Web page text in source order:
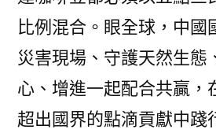
比例混合。眼全球，中國
災害現場、守護天然生態
心、增進一起配合共贏，
超出國界的點滴貢獻中踐